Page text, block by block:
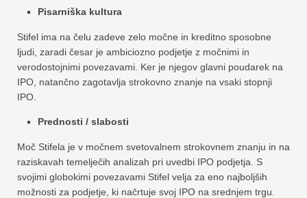
Pisarniška kultura
Stifel ima na čelu zadeve zelo močne in kreditno sposobne
ljudi, zaradi česar je ambiciozno podjetje z močnimi in
verodostojnimi povezavami. Ker je njegov glavni poudarek na
IPO, natančno zagotavlja strokovno znanje na vsaki stopnji
IPO.
Prednosti / slabosti
Moč Stifela je v močnem svetovalnem strokovnem znanju in na
raziskavah temelječih analizah pri uvedbi IPO podjetja. S
svojimi globokimi povezavami Stifel velja za eno najboljših
možnosti za podjetje, ki načrtuje svoj IPO na srednjem trgu.